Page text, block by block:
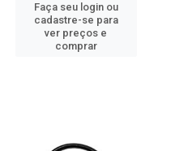
Faça seu login ou
cadastre-se para
ver preços e
comprar